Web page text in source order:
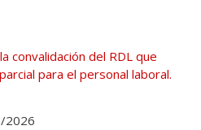
convalidación del RDL que
para el personal laboral.
2026